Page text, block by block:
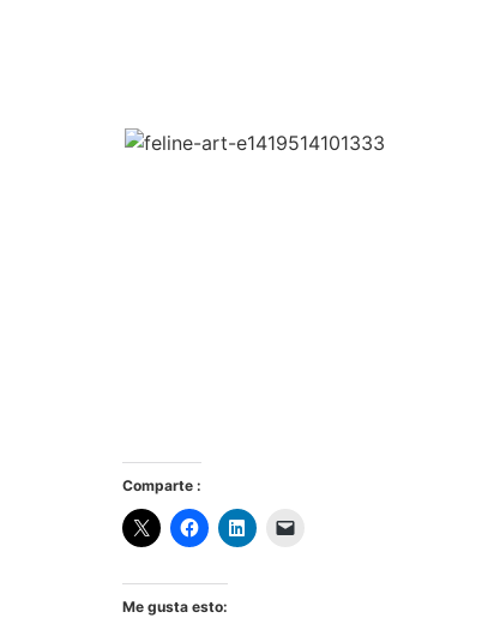
Comparte :
Me gusta esto: